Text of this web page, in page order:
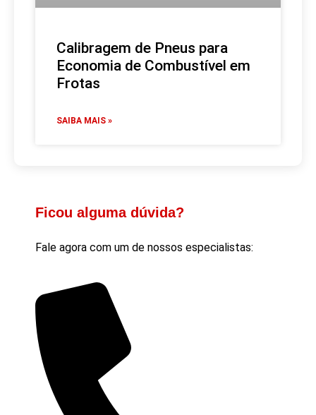
Calibragem de Pneus para
Economia de Combustível em
Frotas
SAIBA MAIS »
Ficou alguma dúvida?
Fale agora com um de nossos especialistas: